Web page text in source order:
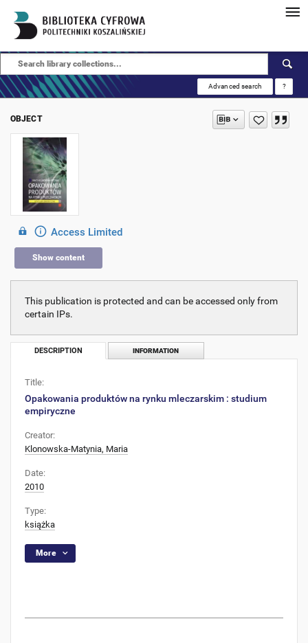
Advanced search ?
OBJECT
Access Limited
Show content
This publication is protected and can be accessed only from
certain IPs.
DESCRIPTION INFORMATION
Title:
Opakowania produktów na rynku mleczarskim : studium
empiryczne
Creator:
Klonowska-Matynia, Maria
Date:
2010
Type:
książka
More